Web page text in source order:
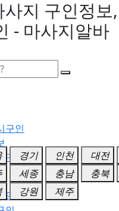
지 구인정보
- 마사지알바
구인
구인경기 인천 대전
세종 충남 충북
강원
제주